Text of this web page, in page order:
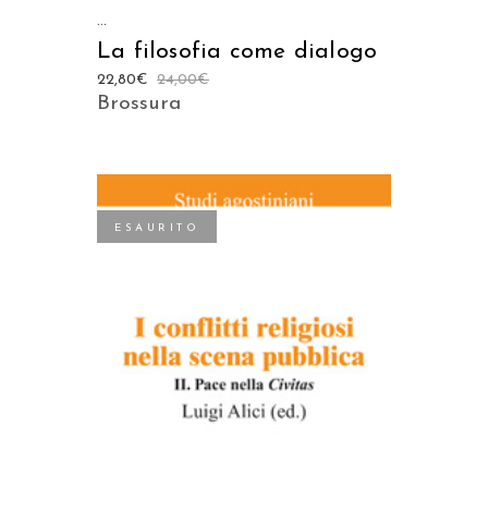
...
La filosofia come dialogo
24,00€
22,80€
Brossura
ESAURITO
LEGGI TUTTO